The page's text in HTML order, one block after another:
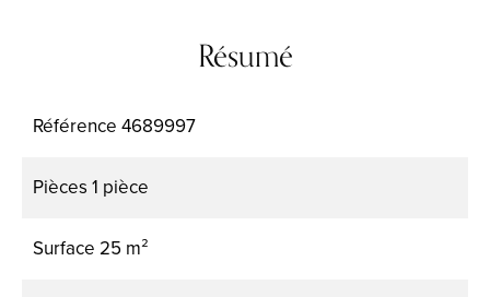
Résumé
Référence 4689997
Pièces 1 pièce
Surface 25 m²